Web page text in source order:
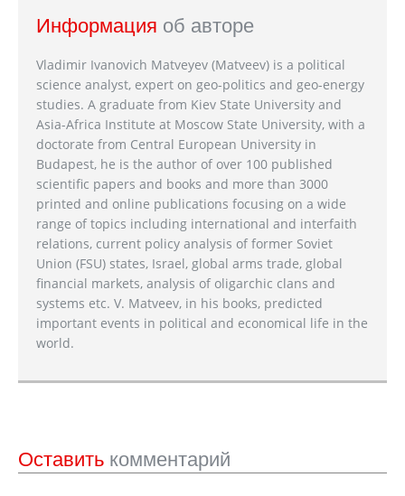
Информация об авторе
Vladimir Ivanovich Matveyev (Matveev) is a political
science analyst, expert on geo-politics and geo-energy
studies. A graduate from Kiev State University and
Asia-Africa Institute at Moscow State University, with a
doctorate from Central European University in
Budapest, he is the author of over 100 published
scientific papers and books and more than 3000
printed and online publications focusing on a wide
range of topics including international and interfaith
relations, current policy analysis of former Soviet
Union (FSU) states, Israel, global arms trade, global
financial markets, analysis of oligarchic clans and
systems etc. V. Matveev, in his books, predicted
important events in political and economical life in the
world.
Оставить комментарий